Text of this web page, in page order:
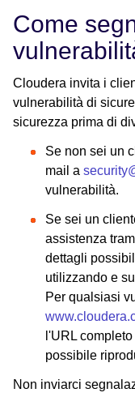
Come
Cloudera invita i
vulnerabilità di
sicurezza prima di
Se non sei un
mail a
vulnerabilità.
Se sei un
assistenza
dettagli
utilizzando e
Per qualsiasi
l'URL
possibile
Non inviarci